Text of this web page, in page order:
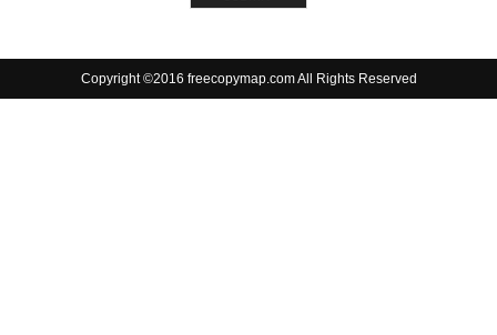
Copyright ©2016 freecopymap.com All Rights Reserved